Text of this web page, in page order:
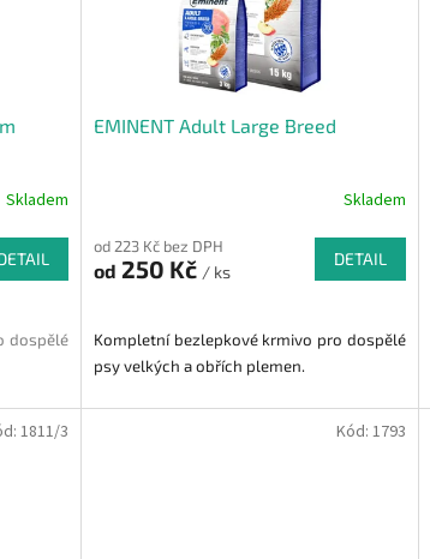
Skladem
dospělé
EMINENT Adult Large Breed
Skladem
od 223 Kč bez DPH
od 250 Kč / ks
DETAIL
Kompletní bezlepkové krmivo pro dospělé
psy velkých a obřích plemen.
1811/3 Kód: 1793